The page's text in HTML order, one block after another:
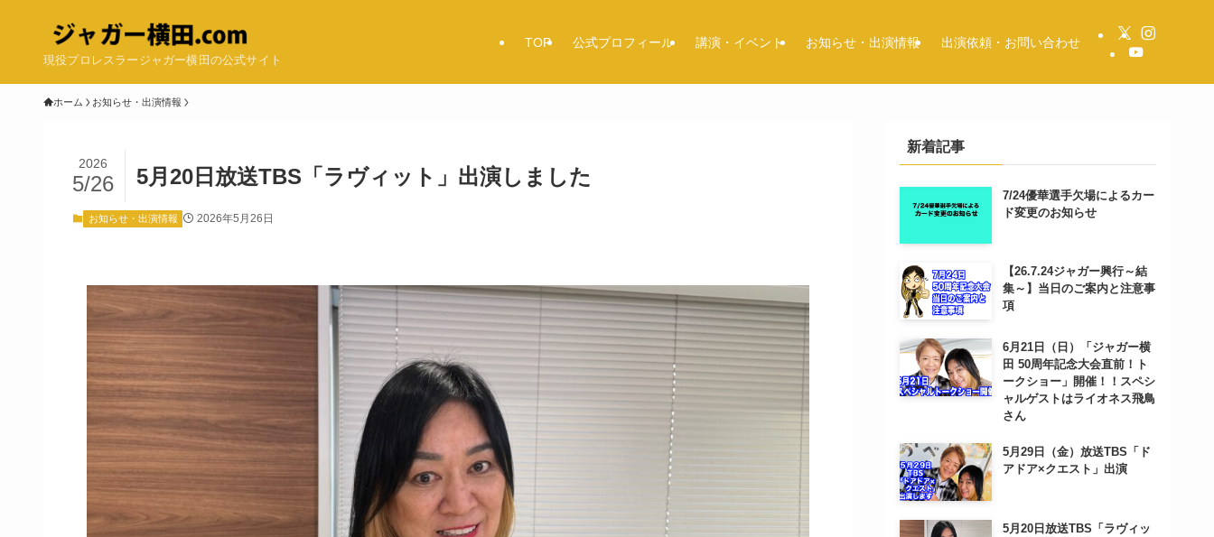
現役プロレスラージャガー横田の公式サイト
TOP 公式プロフィール 講演・イベント お知らせ・出演情報 出演依頼・お問い合わせ
ホーム お知らせ・出演情報
5月20日放送TBS「ラヴィット」出演しました
2026
5/26
お知らせ・出演情報 2026年5月26日
新着記事
7/24優華選手欠場によるカー
ド変更のお知らせ
【26.7.24ジャガー興行～結
集～】当日のご案内と注意事
項
6月21日（日）「ジャガー横
田 50周年記念大会直前！ト
ークショー」開催！！スペシ
ャルゲストはライオネス飛鳥
さん
5月29日（金）放送TBS「ド
アドア×クエスト」出演
5月20日放送TBS「ラヴィッ